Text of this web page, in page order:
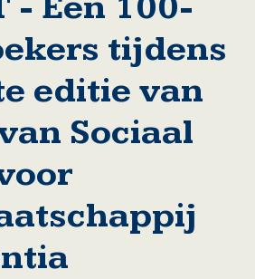
tijdens
editie van
Sociaal